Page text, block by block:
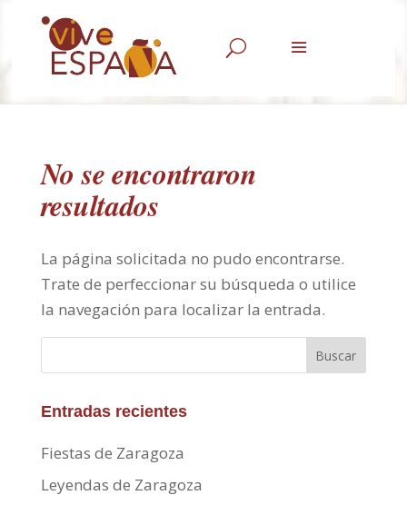
U
No se encontraron
resultados
La página solicitada no pudo encontrarse.
Trate de perfeccionar su búsqueda o utilice
la navegación para localizar la entrada.
Buscar
Entradas recientes
Fiestas de Zaragoza
Leyendas de Zaragoza